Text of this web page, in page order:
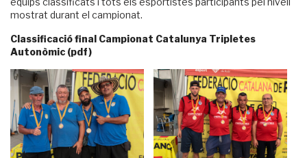
mostrat durant el campionat.
Classificació final Campionat Catalunya Tripletes
Autonòmic (pdf)